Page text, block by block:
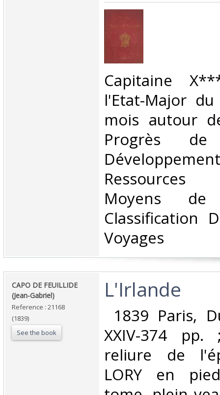
‎Capitaine
l'Etat-Major
mois autour
Progrès de
Ressources
Moyens de
Classification
Voyages‎
‎CAPO DE FEUILLIDE
(Jean-Gabriel)‎
Reference : 21168
(1839)
See the book
‎L'Irlande‎
1839 Paris,
XXIV-374
reliure de
LORY en